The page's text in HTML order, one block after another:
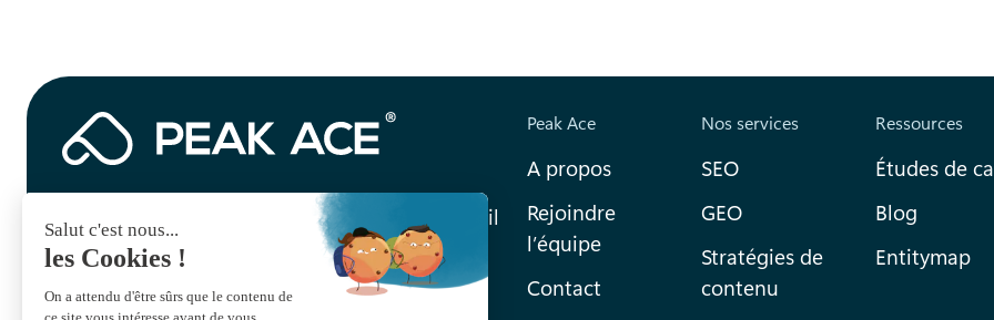
Recevez notre newsletter mensuelle par e-mail
Abonnez-vous à la newsletter
Peak Ace
A propos
Rejoindre
l’équipe
Contact
Nos services
SEO
GEO
Stratégies de
contenu
Ressources
Études de
Blog
Entitymap